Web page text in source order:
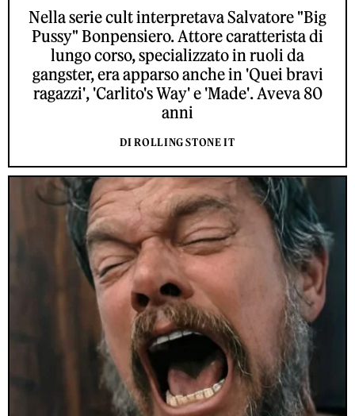
Nella serie cult interpretava Salvatore "Big
Pussy" Bonpensiero. Attore caratterista di
lungo corso, specializzato in ruoli da
gangster, era apparso anche in 'Quei bravi
ragazzi', 'Carlito's Way' e 'Made'. Aveva 80
anni
DI ROLLING STONE IT